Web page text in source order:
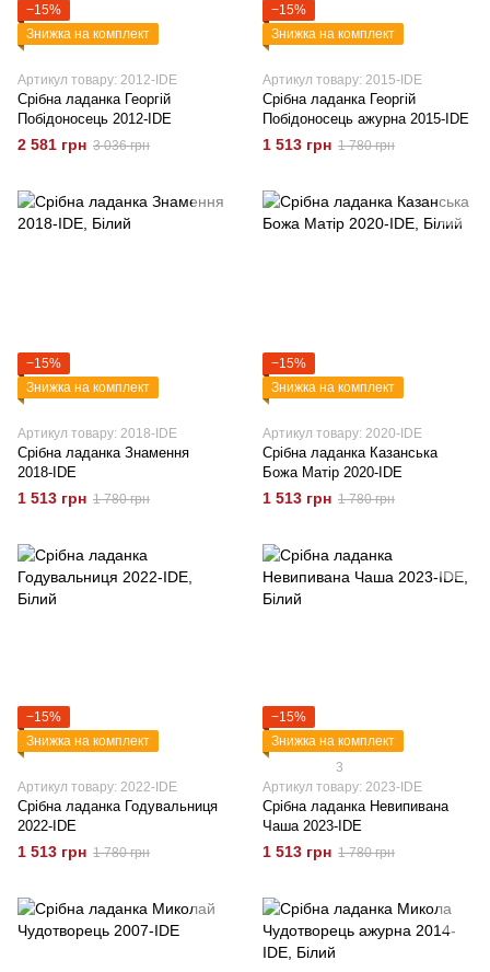
−15%
Знижка на комплект
Артикул товару: 2012-IDE
Срібна ладанка Георгій
Побідоносець 2012-IDE
2 581 грн 3 036 грн
−15%
Знижка на комплект
Артикул товару: 2015-IDE
Срібна ладанка Георгій
Побідоносець ажурна 2015-IDE
1 513 грн 1 780 грн
−15%
Знижка на комплект
Артикул товару: 2018-IDE
Срібна ладанка Знамення
2018-IDE
1 513 грн 1 780 грн
−15%
Знижка на комплект
Артикул товару: 2020-IDE
Срібна ладанка Казанська
Божа Матір 2020-IDE
1 513 грн 1 780 грн
−15%
Знижка на комплект
Артикул товару: 2022-IDE
Срібна ладанка Годувальниця
2022-IDE
1 513 грн 1 780 грн
−15%
Знижка на комплект
3
Артикул товару: 2023-IDE
Срібна ладанка Невипивана
Чаша 2023-IDE
1 513 грн 1 780 грн